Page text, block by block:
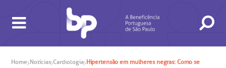
Home Notícias Cardiologia Hipertensão em mulheres negras: Como se